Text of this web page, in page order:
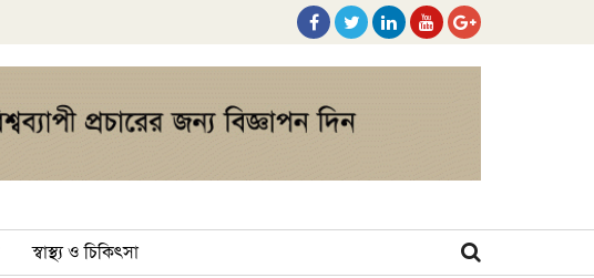
স্বাস্থ্য ও চিকিৎসা